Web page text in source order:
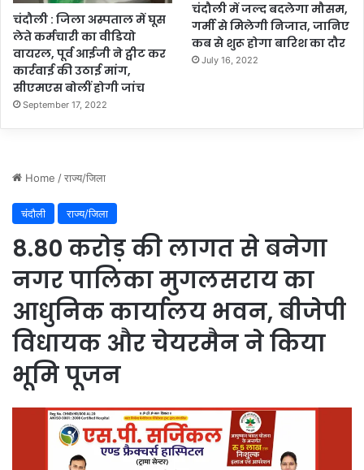
चंदौली : जिला अस्पताल में घूस
लेते कर्मचारी का वीडियो
वायरल, पूर्व आईजी ने ट्वीट कर
कार्रवाई की उठाई मांग,
सीएमएस बोलीं होगी जांच
September 17, 2022
चंदौली में जल्द बदलेगा मौसम,
गर्मी से मिलेगी निजात, जानिए
कब से शुरू होगा बारिश का दौर
July 16, 2022